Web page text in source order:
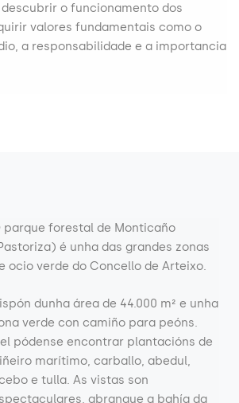
o funcionamento dos
valores fundamentais como o
a responsabilidade e a importancia
parque forestal de Monticaño
é unha das grandes zonas
ocio verde do Concello de Arteixo.
dunha área de 44.000 m² e unha
verde con camiño para peóns.
pódense encontrar plantacións de
marítimo, carballo, abedul,
e tulla. As vistas son
abrangue a bahía da